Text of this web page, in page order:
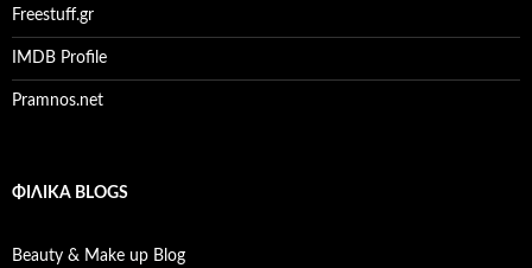
Freestuff.gr
IMDB Profile
Pramnos.net
ΦΙΛΙΚΆ BLOGS
Beauty & Make up Blog